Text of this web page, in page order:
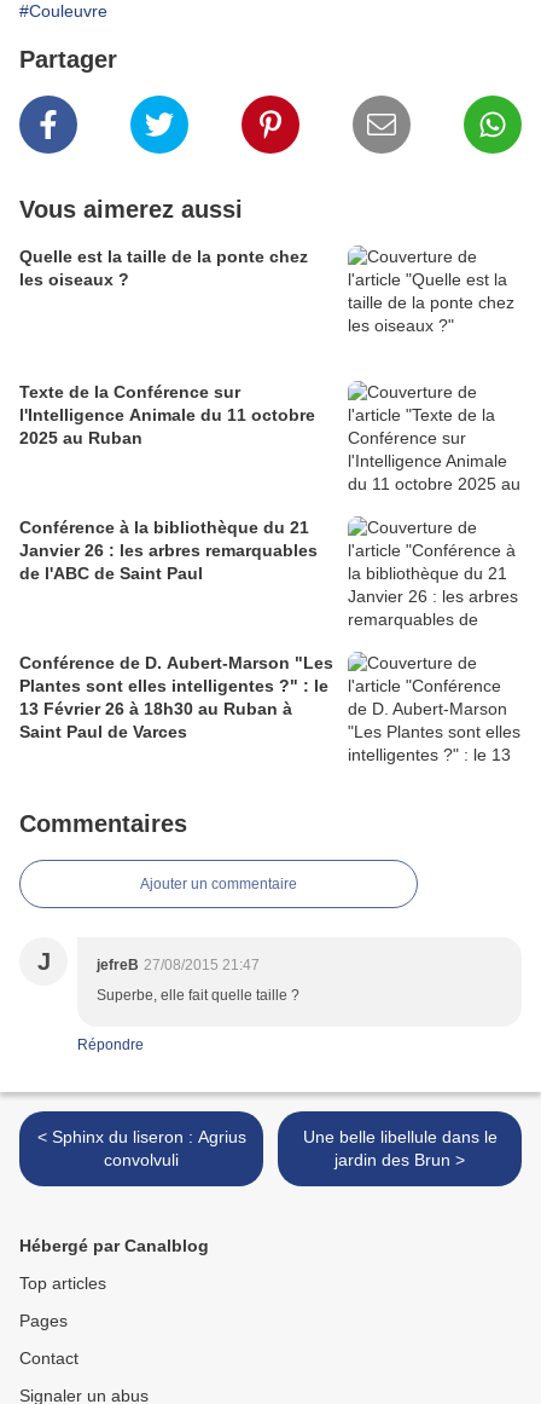
#Couleuvre
Partager
Vous aimerez aussi
Quelle est la taille de la ponte chez
les oiseaux ?
Texte de la Conférence sur
l'Intelligence Animale du 11 octobre
2025 au Ruban
Conférence à la bibliothèque du 21
Janvier 26 : les arbres remarquables
de l'ABC de Saint Paul
Conférence de D. Aubert-Marson "Les
Plantes sont elles intelligentes ?" : le
13 Février 26 à 18h30 au Ruban à
Saint Paul de Varces
Commentaires
Ajouter un commentaire
J jefreB 27/08/2015 21:47
Superbe, elle fait quelle taille ?
Répondre
< Sphinx du liseron : Agrius
convolvuli
Une belle libellule dans le
jardin des Brun >
Hébergé par Canalblog
Top articles
Pages
Contact
Signaler un abus